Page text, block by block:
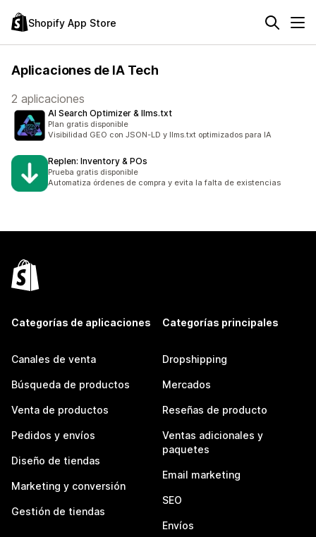
Shopify App Store
Aplicaciones de IA Tech
2 aplicaciones
AI Search Optimizer & llms.txt
Plan gratis disponible
Visibilidad GEO con JSON-LD y llms.txt optimizados para IA
Replen: Inventory & POs
Prueba gratis disponible
Automatiza órdenes de compra y evita la falta de existencias
Categorías de aplicaciones
Canales de venta
Búsqueda de productos
Venta de productos
Pedidos y envíos
Diseño de tiendas
Marketing y conversión
Gestión de tiendas
Categorías principales
Dropshipping
Mercados
Reseñas de producto
Ventas adicionales y
paquetes
Email marketing
SEO
Envíos